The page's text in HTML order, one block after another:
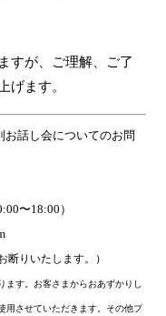
すが、ご理解、ご了
げます。
お話し会についてのお問
〜18:00 ）
断りいたします。）
す。お客さまからおあずかりし
用させていただきます。その他プ